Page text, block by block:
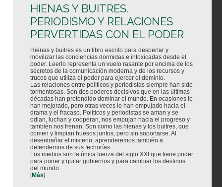
HIENAS Y BUITRES.
PERIODISMO Y RELACIONES
PERVERTIDAS CON EL PODER
Hienas y buitres es un libro escrito para despertar y
movilizar las conciencias dormidas e intoxicadas desde el
poder. Leerlo representa un vuelo rasante por encima de los
secretos de la comunicación moderna y de los recursos y
trucos que utiliza el poder para ejercer el dominio.
Las relaciones entre políticos y periodistas siempre han sido
tormentosas. Son dos poderes decisivos que en las últimas
décadas han pretendido dominar el mundo. En ocasiones lo
han mejorado, pero otras veces lo han empujado hacia el
drama y el fracaso. Políticos y periodistas se aman y se
odian, luchan y cooperan, nos empujan hacia el progreso y
también nos frenan. Son como las hienas y los buitres, que
comen y limpian huesos juntos, pero sin soportarse. Al
desentrañar el misterio, aprenderemos también a
defendernos de sus fechorías.
Los medios son la única fuerza del siglo XXI que tiene poder
para poner y quitar gobiernos y para cambiar los destinos
del mundo.
[Más]